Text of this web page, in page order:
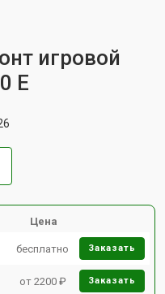
игровой
E
Цена
бесплатно Заказать
от 2200 ₽ Заказать